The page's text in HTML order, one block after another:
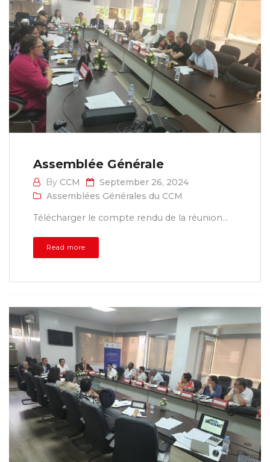
Assemblée Générale
By CCM
September 26, 2024
Assemblées Générales du CCM
Télécharger le compte rendu de la réunion...
Read more